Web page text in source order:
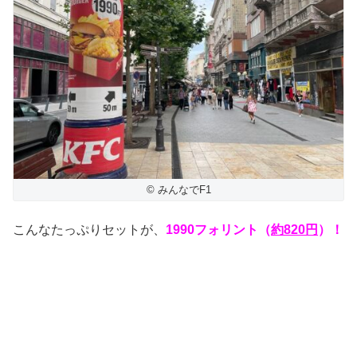
© みんなでF1
こんなたっぷりセットが、 1990フォリント（約820円 ）！